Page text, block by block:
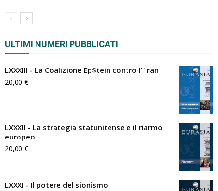
ULTIMI NUMERI PUBBLICATI
LXXXIII - La Coalizione Ep$tein contro l'1ran
20,00 €
LXXXII - La strategia statunitense e il riarmo
europeo
20,00 €
LXXXI - Il potere del sionismo